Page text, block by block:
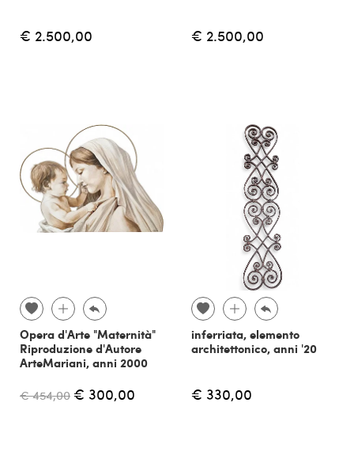
€ 2.500,00 € 2.500,00
Opera d'Arte "Maternità"
Riproduzione d'Autore
ArteMariani, anni 2000
€ 454,00 € 300,00
inferriata, elemento
architettonico, anni '20
€ 330,00